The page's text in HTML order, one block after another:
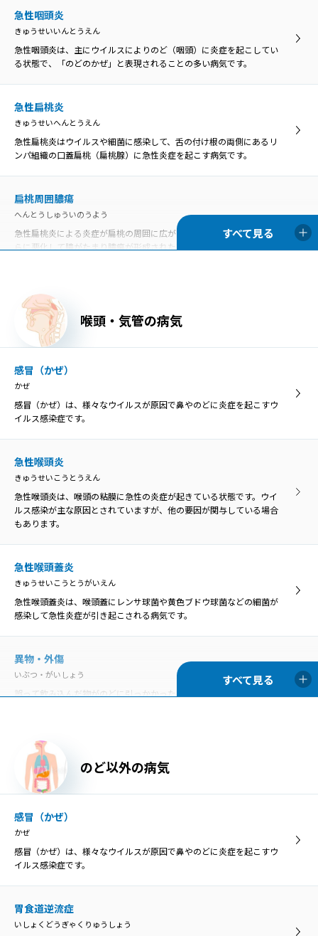
急性咽頭炎
きゅうせいいんとうえん
急性咽頭炎は、主にウイルスによりのど（咽頭）に炎症を起こしてい
る状態で、「のどのかぜ」と表現されることの多い病気です。
急性扁桃炎
きゅうせいへんとうえん
急性扁桃炎はウイルスや細菌に感染して、舌の付け根の両側にあるリ
ンパ組織の口蓋扁桃（扁桃腺）に急性炎症を起こす病気です。
扁桃周囲膿瘍
へんとうしゅういのうよう
急性扁桃炎による炎症が扁桃の周囲に広がったものを扁桃周囲炎、さ
らに悪化して膿がたまり膿瘍が形成された状態を扁桃周囲膿瘍といい
口内炎
こうないえん
口内炎は、口の中の粘膜に炎症を起こす病気の総称です。口の中の痛
みや不快感が主な症状です。
いぶつ・がいしょう
い、異物によってのどが傷つくと、膿がたまって感染を引き起こす原
因になることがあります。
口腔乾燥症
こうくうかんそうしょう
ドライマウスとも呼ばれています。
いしょくどうぎゃくりゅうしょう
の炎症を引き起こす病気のことです。
まんせいいんとうえん
慢性扁桃炎
まんせいへんとうえん
慢性扁桃炎は、扁桃の炎症が3カ月以上長期的に残ってしまう病気
で、症状が落ち着いている「慢性期」と急激に悪化する「急性増悪
期」に分けられます。
のどの違和感や異物感、閉塞感、圧迫感などを咽喉頭異常感と呼び、
原因がはっきり分かるものと、明らかな原因がないものに分けられま
喉頭・気管の病気
感冒（かぜ）
かぜ
感冒（かぜ）は、様々なウイルスが原因で鼻やのどに炎症を起こすウ
イルス感染症です。
急性喉頭炎
きゅうせいこうとうえん
急性喉頭炎は、喉頭の粘膜に急性の炎症が起きている状態です。ウイ
ルス感染が主な原因とされていますが、他の要因が関与している場合
もあります。
急性喉頭蓋炎
きゅうせいこうとうがいえん
急性喉頭蓋炎は、喉頭蓋にレンサ球菌や黄色ブドウ球菌などの細菌が
感染して急性炎症が引き起こされる病気です。
異物・外傷
いぶつ・がいしょう
誤って飲み込んだ物がのどに引っかかった状態を「咽頭異物」とい
胃食道逆流症
いしょくどうぎゃくりゅうしょう
胃食道逆流症とは、胃の内容物が食道へ逆流して、様々な症状や食道
の炎症を引き起こす病気のことです。
咽喉頭異常感症
いんこうとういじょうかんしょう
のどの違和感や異物感、閉塞感、圧迫感などを咽喉頭異常感と呼び、
原因がはっきり分かるものと、明らかな原因がないものに分けられま
す。
のど以外の病気
感冒（かぜ）
かぜ
感冒（かぜ）は、様々なウイルスが原因で鼻やのどに炎症を起こすウ
イルス感染症です。
胃食道逆流症
いしょくどうぎゃくりゅうしょう